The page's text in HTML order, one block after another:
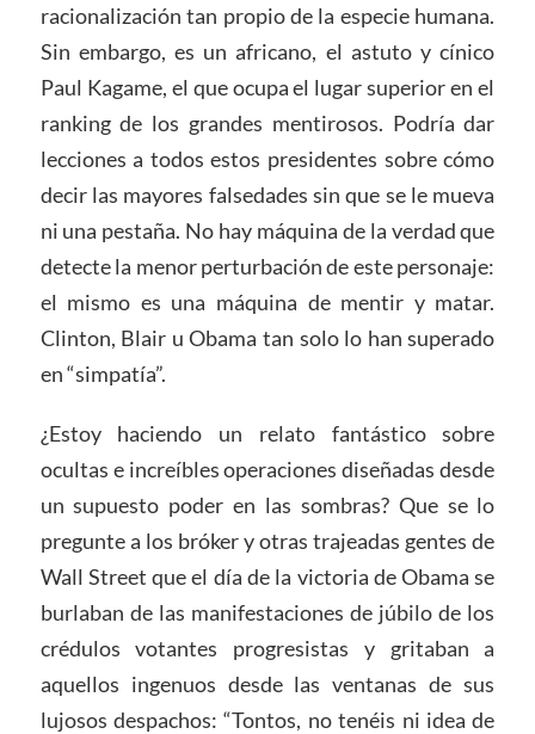
racionalización tan propio de la especie humana.
Sin embargo, es un africano, el astuto y cínico
Paul Kagame, el que ocupa el lugar superior en el
ranking de los grandes mentirosos. Podría dar
lecciones a todos estos presidentes sobre cómo
decir las mayores falsedades sin que se le mueva
ni una pestaña. No hay máquina de la verdad que
detecte la menor perturbación de este personaje:
el mismo es una máquina de mentir y matar.
Clinton, Blair u Obama tan solo lo han superado
en “simpatía”.
¿Estoy haciendo un relato fantástico sobre
ocultas e increíbles operaciones diseñadas desde
un supuesto poder en las sombras? Que se lo
pregunte a los bróker y otras trajeadas gentes de
Wall Street que el día de la victoria de Obama se
burlaban de las manifestaciones de júbilo de los
crédulos votantes progresistas y gritaban a
aquellos ingenuos desde las ventanas de sus
lujosos despachos: “Tontos, no tenéis ni idea de